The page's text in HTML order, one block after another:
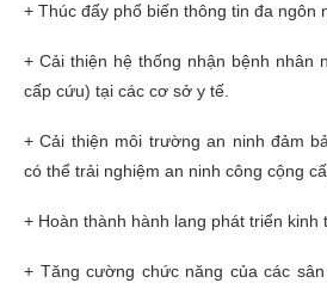
+ Thúc đẩy phổ biến thông tin đa ngôn
+ Cải thiện hệ thống nhận bệnh nhân
cấp cứu) tại các cơ sở y tế.
+ Cải thiện môi trường an ninh đảm
có thể trải nghiệm an ninh công cộng
+ Hoàn thành hành lang phát triển kinh
+ Tăng cường chức năng của các